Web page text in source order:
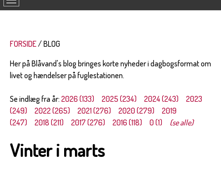
FORSIDE
BLOG
Her på Blåvand's blog bringes korte nyheder i dagbogsformat om
livet og hændelser på fuglestationen.
Se indlæg fra år: 2026 (133) 2025 (234) 2024 (243)
2023
(249)
2022 (265) 2021 (276) 2020 (279)
2019
(247)
2018 (211) 2017 (276) 2016 (118) 0 (1) (se alle)
Vinter i marts